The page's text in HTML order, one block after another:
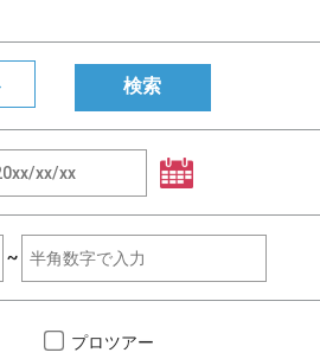
~
プロツアー